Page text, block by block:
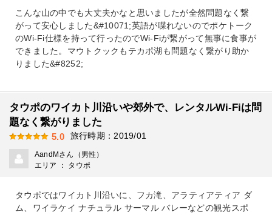
こんな山の中でも大丈夫かなと思いましたが全然問題なく繋
がって安心しました&#10071;️英語が喋れないのでポケトーク
のWi-Fi仕様を持って行ったのでWi-Fiが繋がって無事に食事が
できました。マウトクックもテカポ湖も問題なく繋がり助か
りました&#8252;️
タウポのワイカト川沿いや郊外で、レンタルWi-Fiは問
題なく繋がりました
5.0 旅行時期：2019/01
AandMさん（男性）
エリア ： タウポ
タウポではワイカト川沿いに、フカ滝、アラティアティア ダ
ム、ワイラケイ ナチュラル サーマル バレーなどの観光スポ